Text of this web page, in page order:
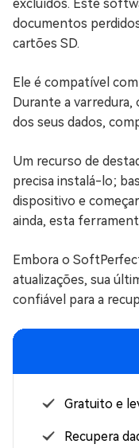
excluídos. Este
documentos
cartões SD.
Ele é compatível
Durante a
dos seus dados,
Um recurso de
precisa instalá-lo;
dispositivo e
ainda, esta
Embora o
atualizações, sua
confiável para a
Gratuito e
Recupera